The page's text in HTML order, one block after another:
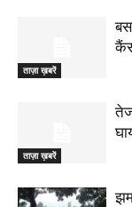
ताज़ा ख़बरें
ताज़ा ख़बरें